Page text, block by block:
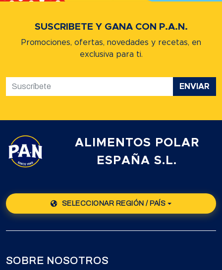
SUSCRIBETE Y GANA CON P.A.N.
Promociones, ofertas, novedades y recetas, en
exclusiva para ti.
ENVIAR
ALIMENTOS POLAR
ESPAÑA S.L.
SELECCIONAR REGIÓN / PAÍS
SOBRE NOSOTROS